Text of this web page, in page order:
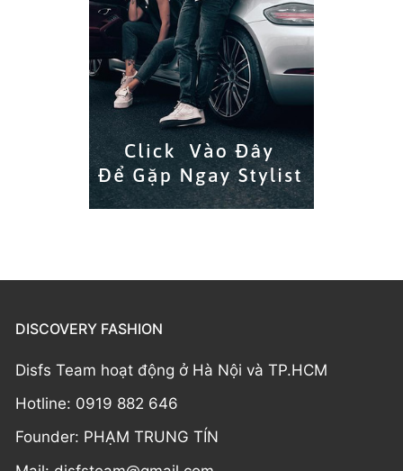
DISCOVERY FASHION
Disfs Team hoạt động ở Hà Nội và TP.HCM
Hotline: 0919 882 646
Founder: PHẠM TRUNG TÍN